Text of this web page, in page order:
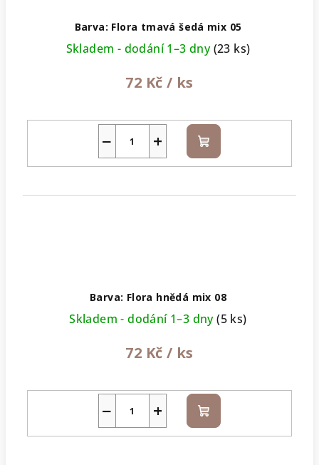
Barva: Flora tmavá šedá mix 05
Skladem - dodání 1–3 dny(23 ks)
72 Kč / ks
+
− Do
košíku
Barva: Flora hnědá mix 08
Skladem - dodání 1–3 dny(5 ks)
72 Kč / ks
+
− Do
košíku